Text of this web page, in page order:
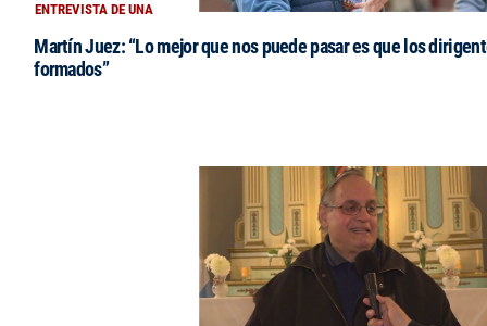
ENTREVISTA DE UNA
Martín Juez: “Lo mejor que nos puede pasar es que los
formados”